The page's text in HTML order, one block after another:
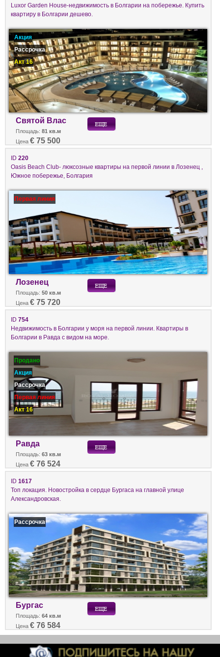
Luxor Garden House-недвижимость в Болгарии на побережье. Купить
квартиру в Болгарии дешево.
Акция
Рассрочка
Акт 16
Святой Влас
Площадь: 81 кв.м
Цена € 75 500
ID 220
Oasis Beach Club- люксозные квартиры на первой линии в Лозенец ,
Южное побережье, Болгария
Первая линия
Лозенец
Площадь: 50 кв.м
Цена € 75 720
ID 754
Недвижимость в Болгарии у моря на первой линии. Квартиры в
Болгарии в Равда с видом на море.
Продано
Акция
Рассрочка
Первая линия
Акт 16
Равда
Площадь: 63 кв.м
Цена € 76 524
ID 1617
Топ локация. Новостройка в сердце Бургаса на главной улице
Александровская.
Рассрочка
Бургас
Площадь: 64 кв.м
Цена € 76 584